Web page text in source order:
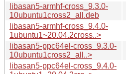
libasan5-armhf-cross_9.3.0-
10ubuntu1cross2_all.deb
libasan5-armhf-cross_9.4.0-
1ubuntu1~20.04.2cross..>
libasan5-ppc64el-cross_9.3.0-
10ubuntu1cross2_all..>
libasan5-ppc64el-cross_9.4.0-